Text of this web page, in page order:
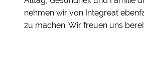
nehmen wir von Integreat
zu machen. Wir freuen uns